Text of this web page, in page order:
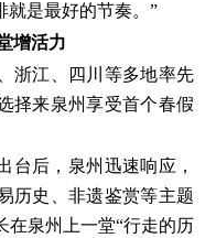
就是最好的节奏。”
增活力
浙江、四川等多地率先
择来泉州享受首个春假
台后，泉州迅速响应，
历史、非遗鉴赏等主题
在泉州上一堂“行走的历